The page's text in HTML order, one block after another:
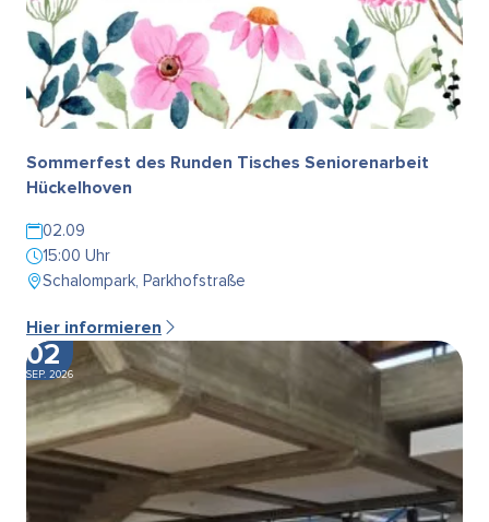
Sommerfest des Runden Tisches Seniorenarbeit
Hückelhoven
02.09
15:00 Uhr
Schalompark, Parkhofstraße
Hier informieren
02
SEP. 2026